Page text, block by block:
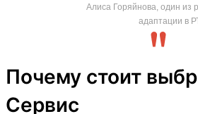
Алиса Горяйнова, один из
адаптации в
Почему стоит
Сервис